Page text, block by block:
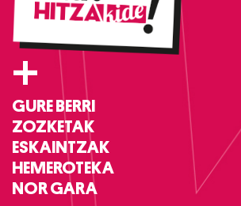
+
GURE BERRI
ZOZKETAK
ESKAINTZAK
HEMEROTEKA
NOR GARA